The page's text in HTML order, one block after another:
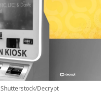
Decrypt